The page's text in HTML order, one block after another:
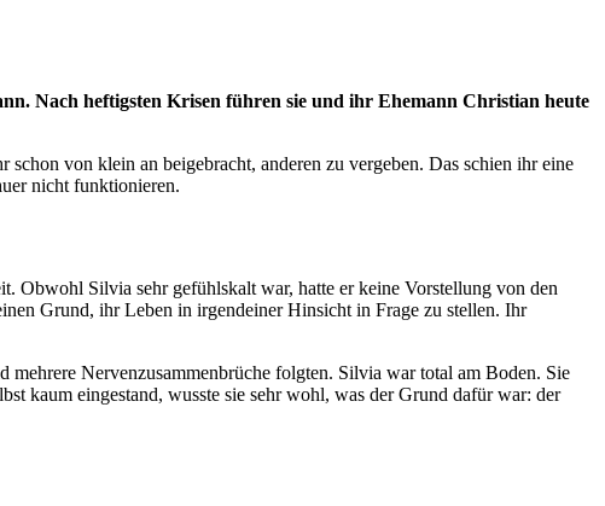
Nach heftigsten Krisen führen sie und ihr Ehemann Christian heute
von klein an beigebracht, anderen zu vergeben. Das schien ihr eine
nicht funktionieren.
Obwohl Silvia sehr gefühlskalt war, hatte er keine Vorstellung von den
Grund, ihr Leben in irgendeiner Hinsicht in Frage zu stellen. Ihr
Nervenzusammenbrüche folgten. Silvia war total am Boden. Sie
kaum eingestand, wusste sie sehr wohl, was der Grund dafür war: der